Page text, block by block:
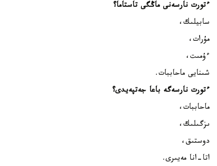
ءتورت نارسەنى ماڭگى تاستاما؟
سابيلىك،
مۇرات،
ءۇمىت،
شىنايى ماحاببات.
ءتورت نارسەگە باعا جەتپەيدى؟
ماحاببات،
ىزگىلىك،
دوستىق،
اتا-انا مەيىرى.